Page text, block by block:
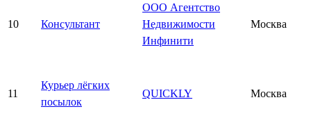
10 Консультант
ООО Агентство
Недвижимости
Инфинити
Москва
11
Курьер лёгких
посылок
QUICKLY Москва